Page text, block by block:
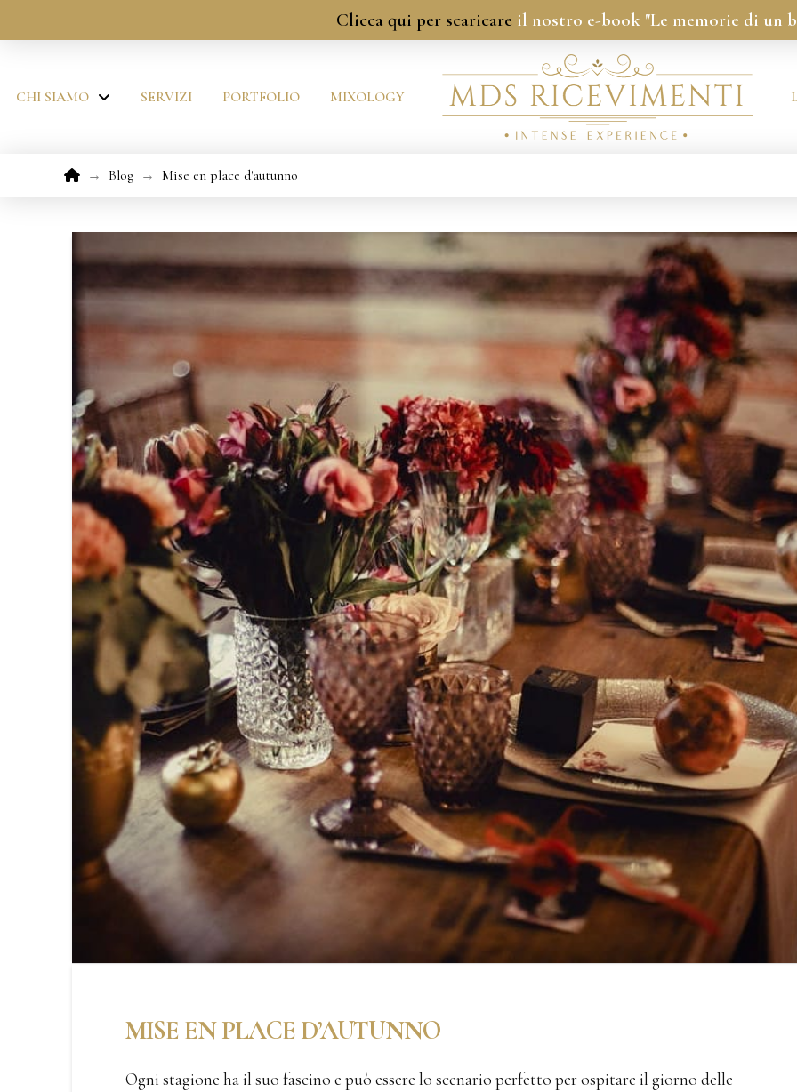
Clicca qui per scaricare il nostro e-book "Le memorie di un
CHI SIAMO SERVIZI PORTFOLIO MIXOLOGY
Home
→ Blog → Mise en place d'autunno
MISE EN PLACE D’AUTUNNO
Ogni stagione ha il suo fascino e può essere lo scenario perfetto per ospitare il giorno delle